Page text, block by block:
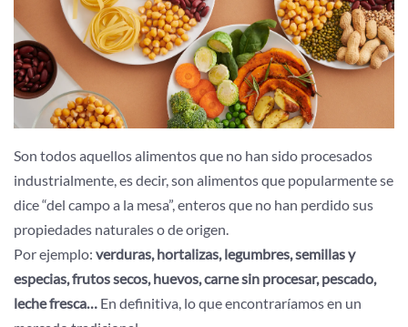
Son todos aquellos alimentos que no han sido procesados
industrialmente, es decir, son alimentos que popularmente se
dice “del campo a la mesa”, enteros que no han perdido sus
propiedades naturales o de origen.
Por ejemplo: verduras, hortalizas, legumbres, semillas y
especias, frutos secos, huevos, carne sin procesar, pescado,
leche fresca… En definitiva, lo que encontraríamos en un